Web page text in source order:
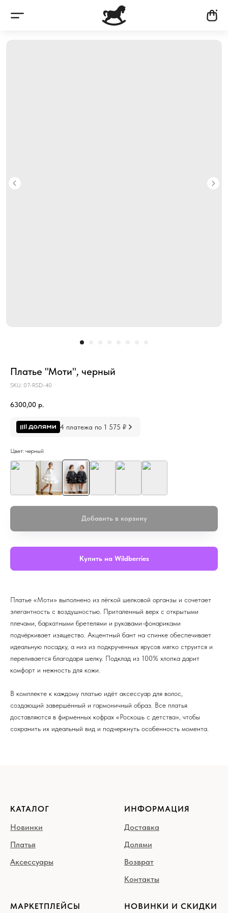
Платье "Моти", черный
SKU: 07-RSD-40
6300,00 р.
4 платежа по 1 575 ₽
Цвет: черный
Добавить в корзину
Купить на Wildberries
Платье «Моти» выполнено из лёгкой шелковой органзы и сочетает
элегантность с воздушностью. Приталенный верх с открытыми
плечами, бархатными бретелями и рукавами-фонариками
подчёркивает изящество. Акцентный бант на спинке обеспечивает
идеальную посадку, а низ из подкрученных ярусов мягко струится и
переливается благодаря шелку. Подклад из 100% хлопка дарит
комфорт и нежность для кожи.
В комплекте к каждому платью идёт аксессуар для волос,
создающий завершённый и гармоничный образ. Все платья
доставляются в фирменных кофрах «Роскошь с детства», чтобы
сохранить их идеальный вид и подчеркнуть особенность момента.
КАТАЛОГ
Новинки
Платья
Аксессуары
ИНФОРМАЦИЯ
Доставка
Долями
Возврат
Контакты
МАРКЕТПЛЕЙСЫ НОВИНКИ И СКИДКИ